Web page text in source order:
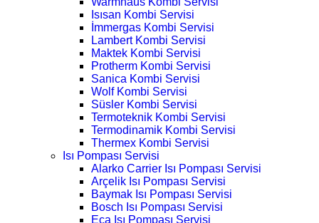
Isısan Kombi Servisi
İmmergas Kombi Servisi
Lambert Kombi Servisi
Maktek Kombi Servisi
Protherm Kombi Servisi
Sanica Kombi Servisi
Wolf Kombi Servisi
Süsler Kombi Servisi
Termoteknik Kombi Servisi
Termodinamik Kombi Servisi
Thermex Kombi Servisi
Isı Pompası Servisi
Alarko Carrier Isı Pompası Servisi
Arçelik Isı Pompası Servisi
Baymak Isı Pompası Servisi
Bosch Isı Pompası Servisi
Eca Isı Pompası Servisi